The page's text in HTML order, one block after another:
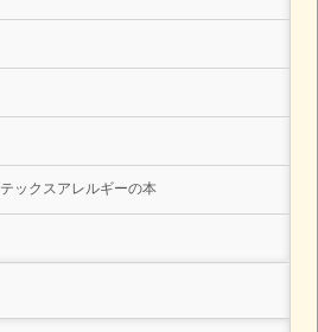
ックスアレルギーの本